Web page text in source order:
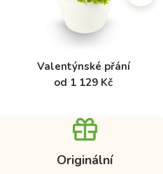
Valentýnské přání
od 1 129 Kč
Originální